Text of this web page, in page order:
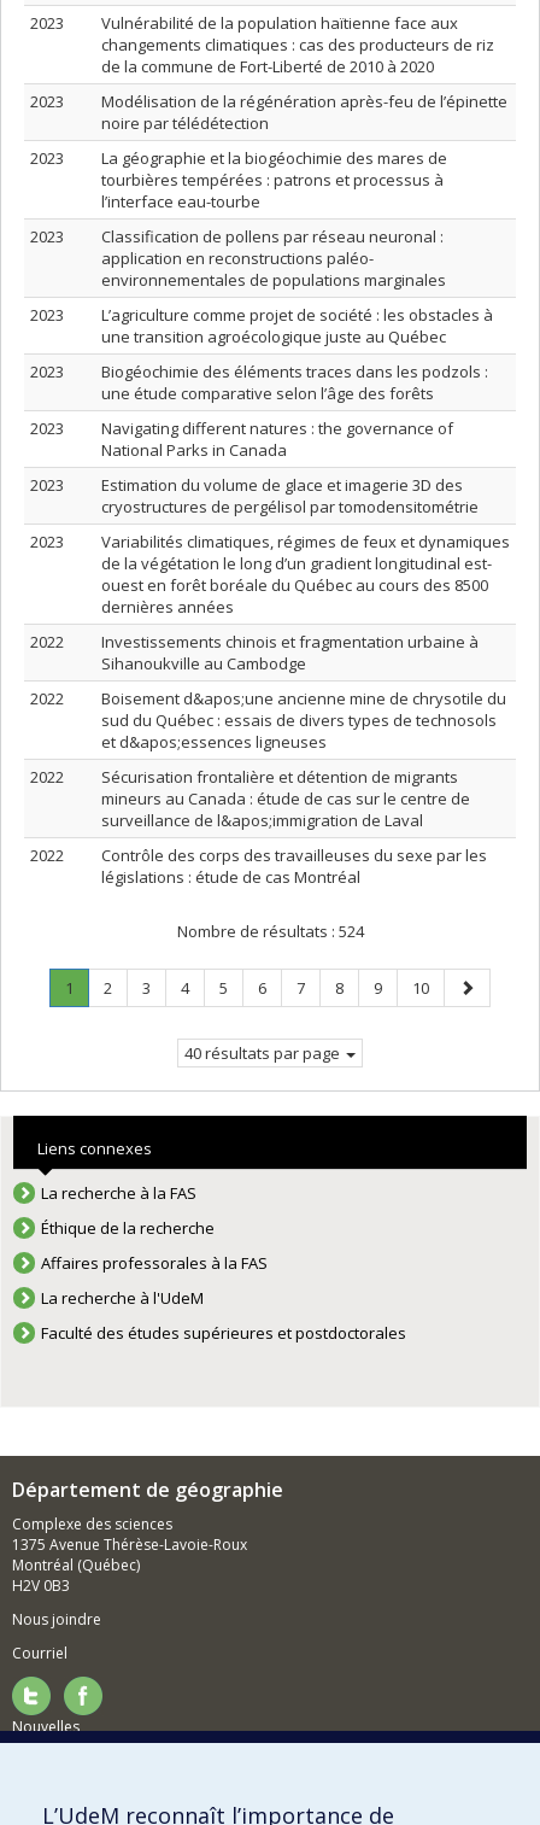
2023
Vulnérabilité de la population haïtienne face aux
changements climatiques : cas des producteurs de riz
de la commune de Fort-Liberté de 2010 à 2020
2023
Modélisation de la régénération après-feu de l’épinette
noire par télédétection
2023
La géographie et la biogéochimie des mares de
tourbières tempérées : patrons et processus à
l’interface eau-tourbe
2023
Classification de pollens par réseau neuronal :
application en reconstructions paléo-
environnementales de populations marginales
2023
L’agriculture comme projet de société : les obstacles à
une transition agroécologique juste au Québec
2023
Biogéochimie des éléments traces dans les podzols :
une étude comparative selon l’âge des forêts
2023
Navigating different natures : the governance of
National Parks in Canada
2023
Estimation du volume de glace et imagerie 3D des
cryostructures de pergélisol par tomodensitométrie
2023
Variabilités climatiques, régimes de feux et dynamiques
de la végétation le long d’un gradient longitudinal est-
ouest en forêt boréale du Québec au cours des 8500
dernières années
2022
Investissements chinois et fragmentation urbaine à
Sihanoukville au Cambodge
2022
Boisement d&apos;une ancienne mine de chrysotile du
sud du Québec : essais de divers types de technosols
et d&apos;essences ligneuses
2022
Sécurisation frontalière et détention de migrants
mineurs au Canada : étude de cas sur le centre de
surveillance de l&apos;immigration de Laval
2022
Contrôle des corps des travailleuses du sexe par les
législations : étude de cas Montréal
Nombre de résultats : 524
Page
1
Page
Page
2 Page
3 Page
4 Page
5 Page
6 Page
7 Page
8 Page
9 Page
10
Page
suivante
40 résultats par page
Liens connexes
La recherche à la FAS
Éthique de la recherche
Affaires professorales à la FAS
La recherche à l'UdeM
Faculté des études supérieures et postdoctorales
Département de géographie
Complexe des sciences
1375 Avenue Thérèse-Lavoie-Roux
Montréal (Québec)
H2V 0B3
Nous joindre
Courriel
Nouvelles
Comment soutenir le Département?
L’UdeM reconnaît l’importance de